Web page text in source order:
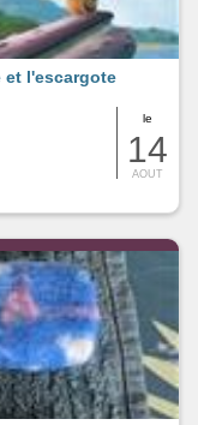
le
14
AOUT
et l'escargote